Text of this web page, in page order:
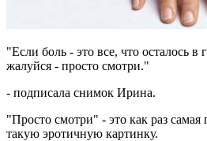
"Если боль - это все, что осталось в
жалуйся - просто смотри."
- подписала снимок Ирина.
"Просто смотри" - это как раз самая
такую эротичную картинку.